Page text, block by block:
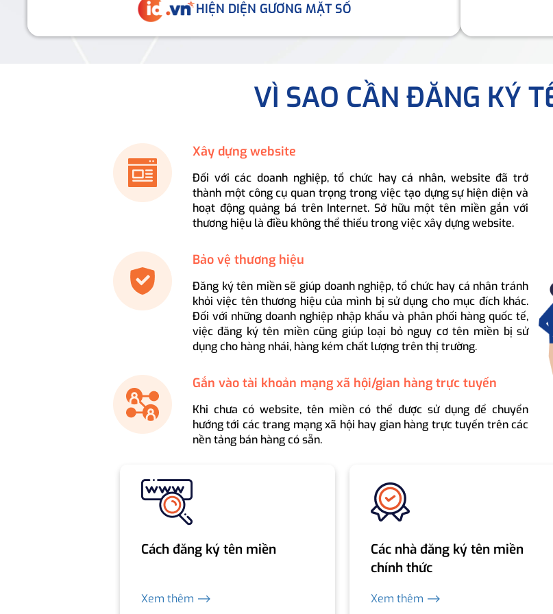
HIỆN DIỆN GƯƠNG MẶT SỐ
VÌ SAO CẦN ĐĂNG KÝ
Xây dựng website
Đối với các doanh nghiệp, tổ chức hay cá nhân, website đã trở
thành một công cụ quan trọng trong việc tạo dựng sự hiện diện và
hoạt động quảng bá trên Internet. Sở hữu một tên miền gắn với
thương hiệu là điều không thể thiếu trong việc xây dựng website.
Bảo vệ thương hiệu
Đăng ký tên miền sẽ giúp doanh nghiệp, tổ chức hay cá nhân tránh
khỏi việc tên thương hiệu của mình bị sử dụng cho mục đích khác.
Đối với những doanh nghiệp nhập khẩu và phân phối hàng quốc tế,
việc đăng ký tên miền cũng giúp loại bỏ nguy cơ tên miền bị sử
dụng cho hàng nhái, hàng kém chất lượng trên thị trường.
Gắn vào tài khoản mạng xã hội/gian hàng trực tuyến
Khi chưa có website, tên miền có thể được sử dụng để chuyển
hướng tới các trang mạng xã hội hay gian hàng trực tuyến trên các
nền tảng bán hàng có sẵn.
Cách đăng ký tên miền
Xem thêm ⟶
Các nhà đăng ký tên miền
chính thức
Xem thêm ⟶